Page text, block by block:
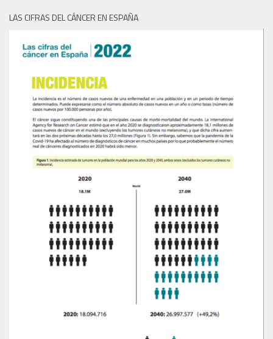
LAS CIFRAS DEL CÁNCER EN ESPAÑA